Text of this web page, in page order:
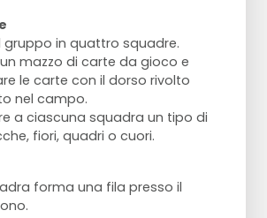
gruppo in quattro squadre.
un mazzo di carte da gioco e
le carte con il dorso rivolto
nel campo.
a ciascuna squadra un tipo di
fiori, quadri o cuori.
forma una fila presso il